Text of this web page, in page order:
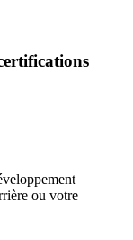
ou votre